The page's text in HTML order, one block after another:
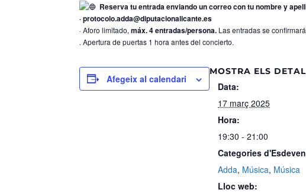
Reserva tu entrada enviando un correo con tu nombre y
· protocolo.adda@diputacionalicante.es
· Aforo limitado,máx. 4 entradas/persona. Las entradas se
. Apertura de puertas 1 hora antes del concierto.
Afegeix al calendari
MOSTRA ELS
Data:
17 març 2025
Hora:
19:30 - 21:00
Categories
Adda, Música, Música
Lloc web: